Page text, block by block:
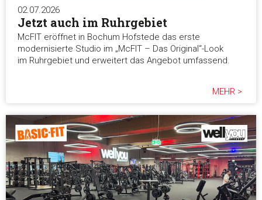
02.07.2026
Jetzt auch im Ruhrgebiet
McFIT eröffnet in Bochum Hofstede das erste
modernisierte Studio im „McFIT – Das Original“-Look
im Ruhrgebiet und erweitert das Angebot umfassend.
MEHR >